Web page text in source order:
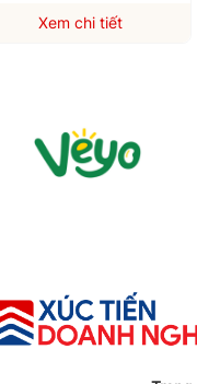
Xem chi tiết